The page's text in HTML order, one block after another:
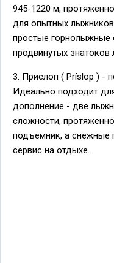
945-1220 м,
для опытных
простые горнолыжные
продвинутых знатоков
3. Прислоп ( Príslop ) -
Идеально подходит
дополнение - две
сложности,
подъемник, а снежные
сервис на отдыхе.